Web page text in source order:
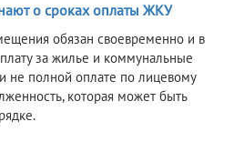
о сроках оплаты ЖКУ
обязан своевременно и в
за жилье и коммунальные
не полной оплате по лицевому
которая может быть